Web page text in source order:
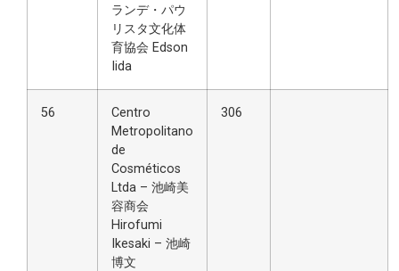
ランデ・パウ
リスタ文化体
育協会 Edson
Iida
56
Centro
Metropolitano
de
Cosméticos
Ltda – 池崎美
容商会
Hirofumi
Ikesaki – 池崎
博文
306